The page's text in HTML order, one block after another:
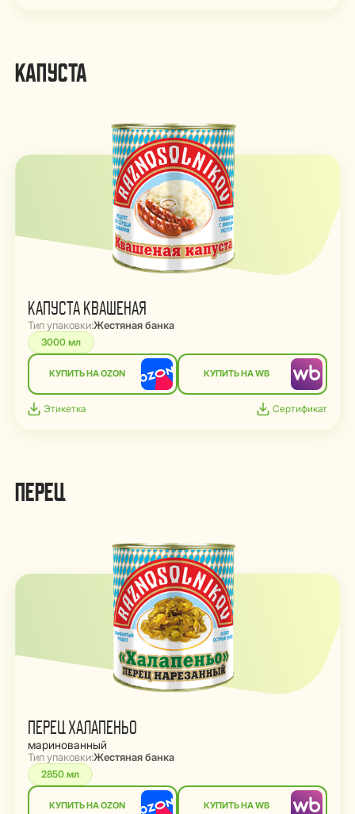
КАПУСТА
КАПУСТА КВАШЕНАЯ
Тип упаковки:Жестяная банка
3000 мл
КУПИТЬ НА OZON КУПИТЬ НА WB
Этикетка Сертификат
ПЕРЕЦ
ПЕРЕЦ ХАЛАПЕНЬО
маринованный
Тип упаковки:Жестяная банка
2850 мл
КУПИТЬ НА OZON КУПИТЬ НА WB